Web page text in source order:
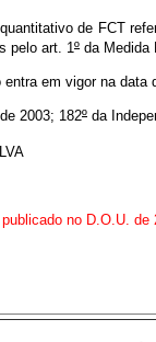
de FCT
pelo art. 1º da Medida
em vigor na data
2003; 182º da
no D.O.U. de